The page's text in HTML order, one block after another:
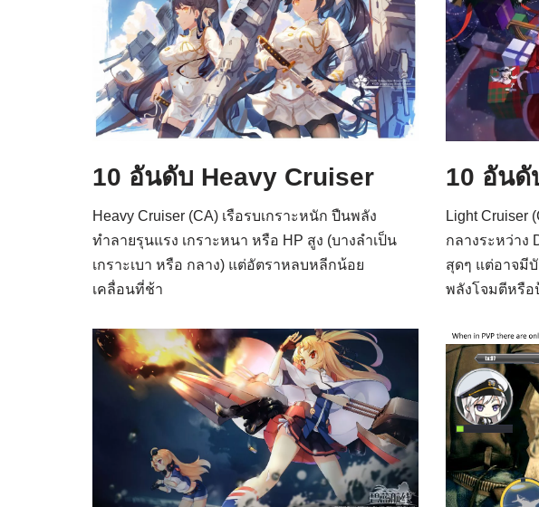
10 อันดับ Heavy Cruiser
Heavy Cruiser (CA) เรือรบเกราะหนัก ปืนพลัง
ทำลายรุนแรง เกราะหนา หรือ HP สูง (บางลำเป็น
เกราะเบา หรือ กลาง) แต่อัตราหลบหลีกน้อย
เคลื่อนที่ช้า
10 อันดั
Light Cruiser
กลางระหว่าง
สุดๆ แต่อาจมี
พลังโจมตีหรือ